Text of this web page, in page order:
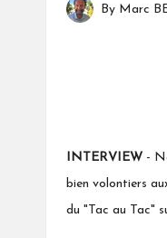
Posted
By Marc
INTERVIEW -
bien volontiers
du "Tac au Tac"